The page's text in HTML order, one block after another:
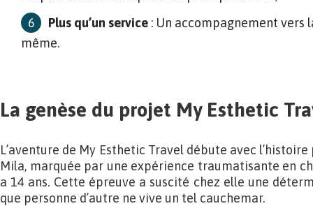
Plus qu’un service : Un accompagnement vers
même.
La genèse du projet My Esthetic
L’aventure de My Esthetic Travel débute avec
Mila, marquée par une expérience traumatisante en
a 14 ans. Cette épreuve a suscité chez elle une
que personne d’autre ne vive un tel cauchemar.